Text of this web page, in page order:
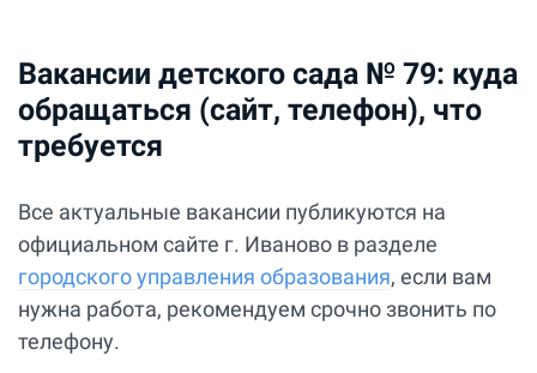
Вакансии детского сада № 79: куда
обращаться (сайт, телефон), что
требуется
Все актуальные вакансии публикуются на
официальном сайте г. Иваново в разделе
городского управления образования, если вам
нужна работа, рекомендуем срочно звонить по
телефону.